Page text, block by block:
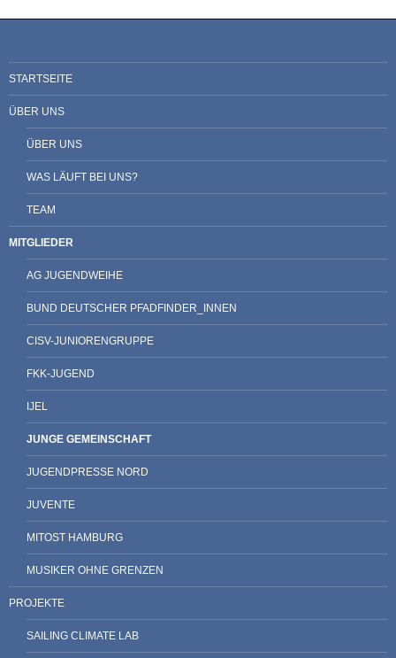
STARTSEITE
ÜBER UNS
ÜBER UNS
WAS LÄUFT BEI UNS?
TEAM
MITGLIEDER
AG JUGENDWEIHE
BUND DEUTSCHER PFADFINDER_INNEN
CISV-JUNIORENGRUPPE
FKK-JUGEND
IJEL
JUNGE GEMEINSCHAFT
JUGENDPRESSE NORD
JUVENTE
MITOST HAMBURG
MUSIKER OHNE GRENZEN
PROJEKTE
SAILING CLIMATE LAB